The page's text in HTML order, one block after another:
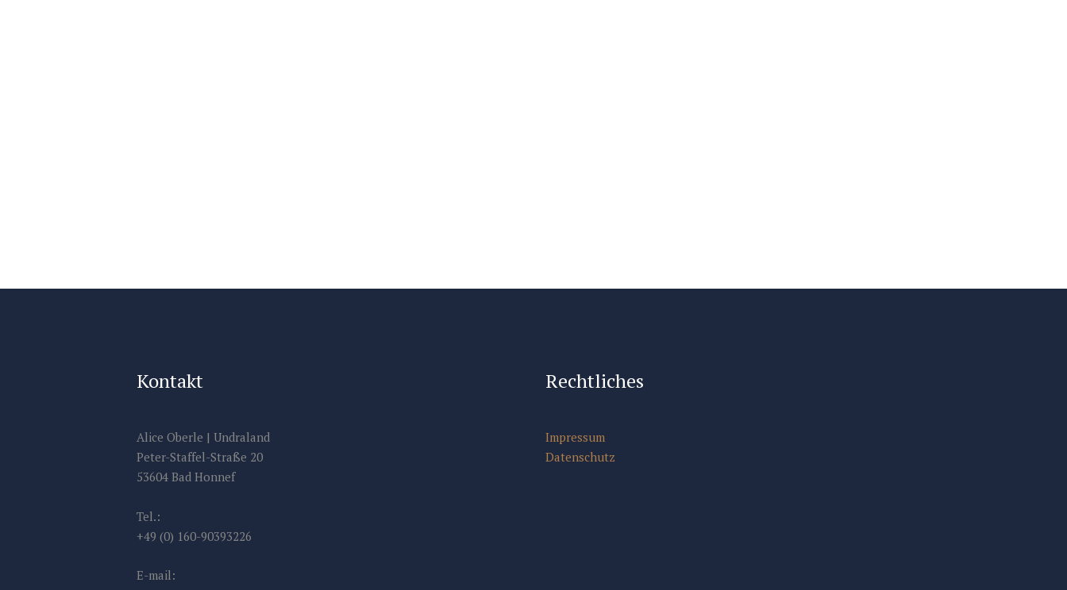
Kontakt
Alice Oberle | Undraland
Peter-Staffel-Straße 20
53604 Bad Honnef
Tel.:
+49 (0) 160-90393226
E-mail:
Rechtliches
Impressum
Datenschutz